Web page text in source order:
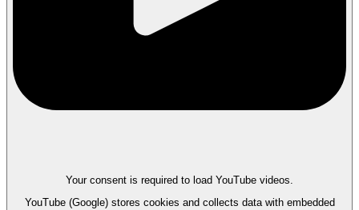
Your consent is required to load YouTube videos.
YouTube (Google) stores cookies and collects data with embedded